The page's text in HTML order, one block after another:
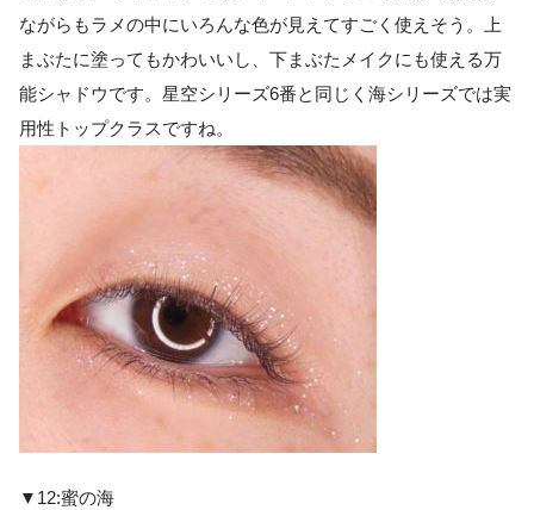
ながらもラメの中にいろんな色が見えてすごく使えそう。上
まぶたに塗ってもかわいいし、下まぶたメイクにも使える万
能シャドウです。星空シリーズ6番と同じく海シリーズでは実
用性トップクラスですね。
▼12:蜜の海